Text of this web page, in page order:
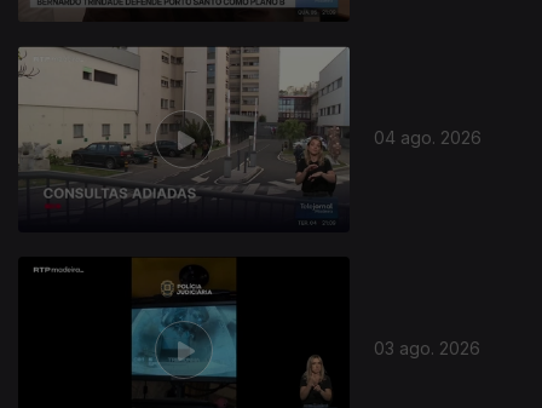
04 ago. 2026
03 ago. 2026